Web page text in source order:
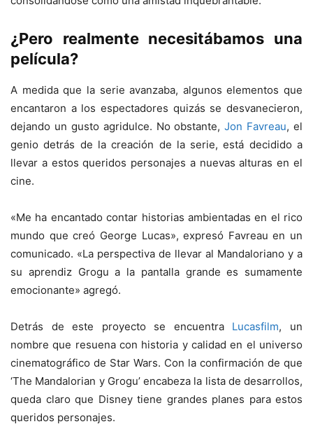
¿Pero realmente necesitábamos una
película?
A medida que la serie avanzaba, algunos elementos que
encantaron a los espectadores quizás se desvanecieron,
dejando un gusto agridulce. No obstante,Jon Favreau, el
genio detrás de la creación de la serie, está decidido a
llevar a estos queridos personajes a nuevas alturas en el
cine.
«Me ha encantado contar historias ambientadas en el rico
mundo que creó George Lucas», expresó Favreau en un
comunicado. «La perspectiva de llevar al Mandaloriano y a
su aprendiz Grogu a la pantalla grande es sumamente
emocionante» agregó.
Detrás de este proyecto se encuentra Lucasfilm, un
nombre que resuena con historia y calidad en el universo
cinematográfico de Star Wars. Con la confirmación de que
‘The Mandalorian y Grogu’ encabeza la lista de desarrollos,
queda claro que Disney tiene grandes planes para estos
queridos personajes.